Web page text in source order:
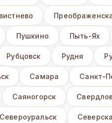
Пушкино Пыть-Ях
Рубцовск Рудня
Самара Санкт-
Саяногорск
Североуральск